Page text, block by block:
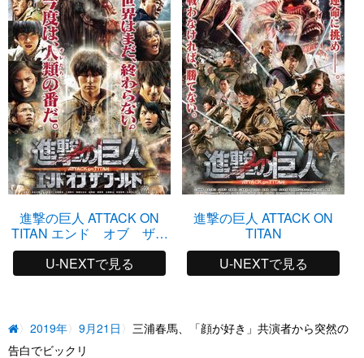
進撃の巨人 ATTACK ON
TITAN エンド オブ ザ
ワールド
U-NEXTで見る
進撃の巨人 ATTACK ON
TITAN
U-NEXTで見る
2019年 9月21日
三浦春馬、「顔が好き」共演者から突然の
告白でビックリ